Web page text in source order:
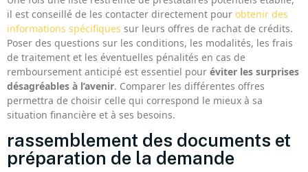
il est conseillé de les contacter directement pour obtenir des
informations spécifiques sur leurs offres de rachat de crédits.
Poser des questions sur les conditions, les modalités, les frais
de traitement et les éventuelles pénalités en cas de
remboursement anticipé est essentiel pour éviter les surprises
désagréables à l’avenir. Comparer les différentes offres
permettra de choisir celle qui correspond le mieux à sa
situation financière et à ses besoins.
rassemblement des documents et
préparation de la demande